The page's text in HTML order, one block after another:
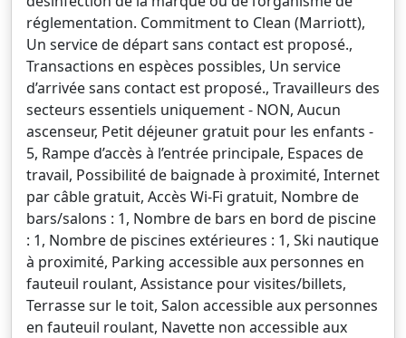
réglementation. Commitment to Clean (Marriott),
Un service de départ sans contact est proposé.,
Transactions en espèces possibles, Un service
d’arrivée sans contact est proposé., Travailleurs des
secteurs essentiels uniquement - NON, Aucun
ascenseur, Petit déjeuner gratuit pour les enfants -
5, Rampe d’accès à l’entrée principale, Espaces de
travail, Possibilité de baignade à proximité, Internet
par câble gratuit, Accès Wi-Fi gratuit, Nombre de
bars/salons : 1, Nombre de bars en bord de piscine
: 1, Nombre de piscines extérieures : 1, Ski nautique
à proximité, Parking accessible aux personnes en
fauteuil roulant, Assistance pour visites/billets,
Terrasse sur le toit, Salon accessible aux personnes
en fauteuil roulant, Navette non accessible aux